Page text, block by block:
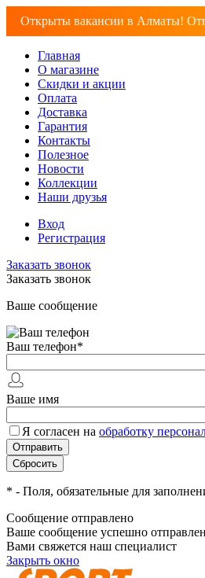
Открыты вакансии в Алматы!
Главная
О магазине
Скидки и акции
Оплата
Доставка
Гарантия
Контакты
Полезное
Новости
Коллекции
Наши друзья
Вход
Регистрация
Заказать звонок
Заказать звонок
Ваше сообщение
Ваш телефон*
Ваше имя
Я согласен на обработку
* - Поля, обязательные для
Сообщение отправлено
Ваше сообщение успешно
Вами свяжется наш специалист
Закрыть окно